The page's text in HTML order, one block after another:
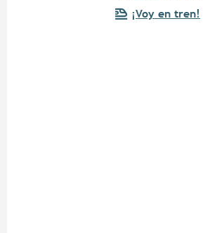
¡Voy en tren!